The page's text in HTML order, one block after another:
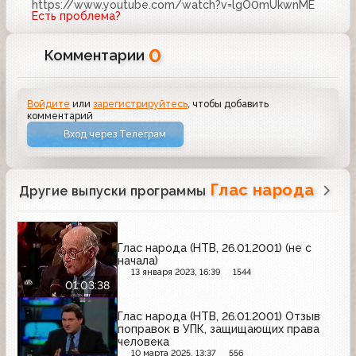
https://www.youtube.com/watch?v=lgO0mUkwnME
Есть проблема?
Комментарии 0
Войдите илизарегистрируйтесь , чтобы добавить
комментарий
Вход через Телеграм
Другие выпуски программы Глас народа
01:03:38
Глас народа (НТВ, 26.01.2001) (не с
начала)
13 января 2023, 16:39 1544
Глас народа (НТВ, 26.01.2001) Отзыв
поправок в УПК, защищающих права
человека
10 марта 2025, 13:37 556